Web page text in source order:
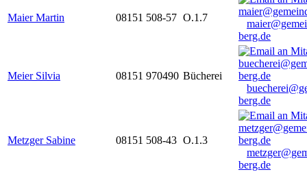
Maier Martin 08151 508-57 O.1.7
berg.de
Meier Silvia 08151 970490 Bücherei
berg.de
Metzger Sabine 08151 508-43 O.1.3
berg.de